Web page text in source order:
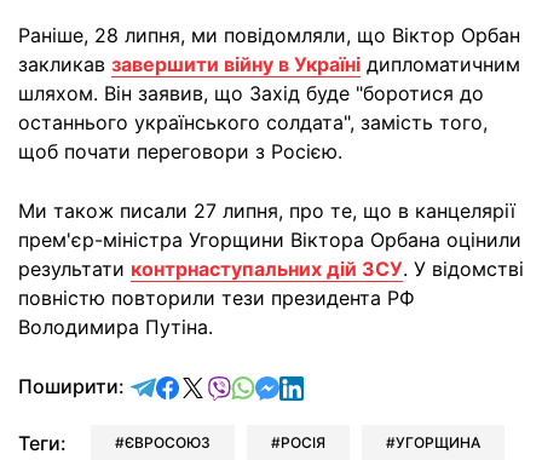
Раніше, 28 липня, ми повідомляли, що Віктор Орбан
закликав завершити війну в Україні дипломатичним
шляхом. Він заявив, що Захід буде "боротися до
останнього українського солдата", замість того,
щоб почати переговори з Росією.
Ми також писали 27 липня, про те, що в канцелярії
прем'єр-міністра Угорщини Віктора Орбана оцінили
результати контрнаступальних дій ЗСУ. У відомстві
повністю повторили тези президента РФ
Володимира Путіна.
Поширити: відправити у Telegram
поділитись у Facebook
поділитись у X
відправити у Viber
відправити у Whatsapp
відправити у Messenger
відправити у LinkedIn
Теги: ЄВРОСОЮЗ РОСІЯ УГОРЩИНА